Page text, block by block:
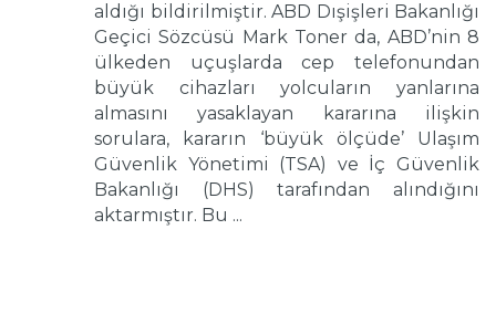
aldığı bildirilmiştir. ABD Dışişleri Bakanlığı
Geçici Sözcüsü Mark Toner da, ABD’nin 8
ülkeden uçuşlarda cep telefonundan
büyük cihazları yolcuların yanlarına
almasını yasaklayan kararına ilişkin
sorulara, kararın ‘büyük ölçüde’ Ulaşım
Güvenlik Yönetimi (TSA) ve İç Güvenlik
Bakanlığı (DHS) tarafından alındığını
aktarmıştır. Bu ...